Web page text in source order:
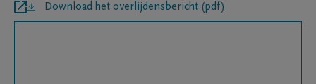
Download het overlijdensbericht (pdf)